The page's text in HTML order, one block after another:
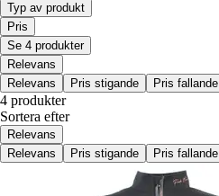
Typ av produkt
Pris
Se 4 produkter
Relevans
Relevans
Pris stigande Pris fallande
4 produkter
Sortera efter
Relevans
Relevans
Pris stigande Pris fallande